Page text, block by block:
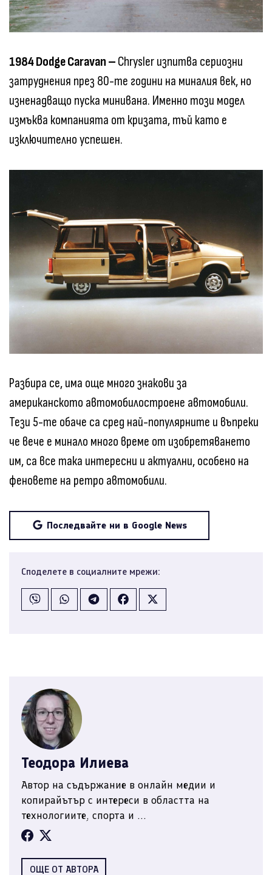
1984 Dodge Caravan –Chrysler изпитва сериозни
затруднения през 80-те години на миналия век, но
изненадващо пуска минивана. Именно този модел
измъква компанията от кризата, тъй като е
изключително успешен.
Разбира се, има още много знакови за
американското автомобилостроене автомобили.
Тези 5-те обаче са сред най-популярните и въпреки
че вече е минало много време от изобретяването
им, са все така интересни и актуални, особено на
феновете на ретро автомобили.
Последвайте ни в Google News
Споделете в социалните мрежи:
Теодора Илиева
Автор на съдържание в онлайн медии и
копирайътър с интереси в областта на
технологиите, спорта и ...
ОЩЕ ОТ АВТОРА